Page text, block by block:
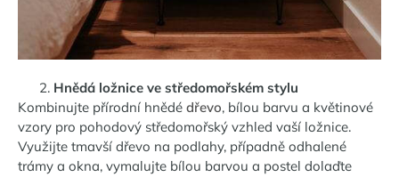
Hnědá ložnice ve středomořském stylu
Kombinujte přírodní hnědé dřevo, bílou barvu a květinové
vzory pro pohodový středomořský vzhled vaší ložnice.
Využijte tmavší dřevo na podlahy, případně odhalené
trámy a okna, vymalujte bílou barvou a postel dolaďte